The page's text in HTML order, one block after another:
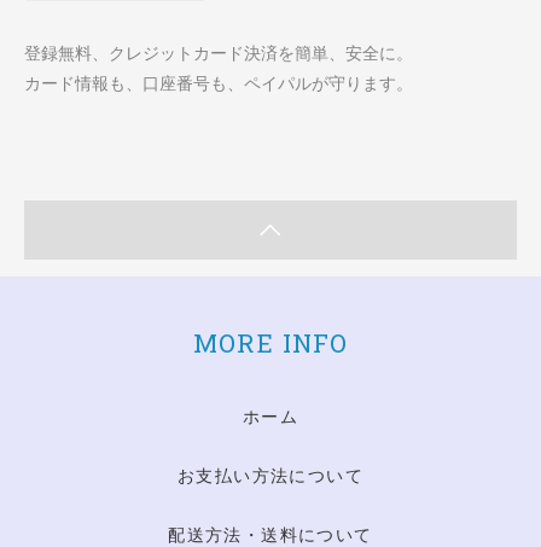
登録無料、クレジットカード決済を簡単、安全に。
カード情報も、口座番号も、ペイパルが守ります。
MORE INFO
ホーム
お支払い方法について
配送方法・送料について